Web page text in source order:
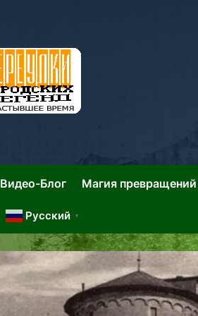
Видео-Блог Магия превращений
Русский ▼